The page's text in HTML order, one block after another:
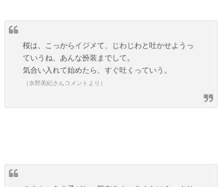
桜は、こっからイジメて、じわじわと吐かせようっ
ていうね、あんな扮装までして。
気合い入れて始めたら、すぐ吐くっていう。
（水野美紀さんコメントより）